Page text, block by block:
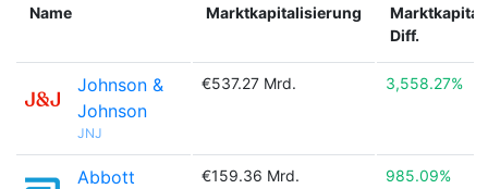
Name Marktkapitalisierung
Diff.
Johnson &
Johnson
JNJ
€537.27 Mrd. 3,558.27%
Abbott
€159.36 Mrd. 985.09%